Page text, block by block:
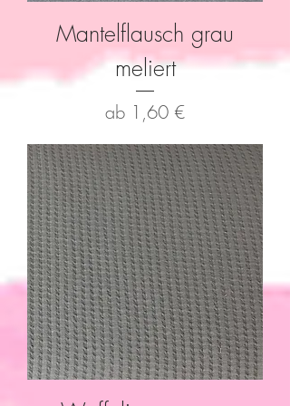
Mantelflausch grau
meliert
ab 1,60 €
Sale-Preis